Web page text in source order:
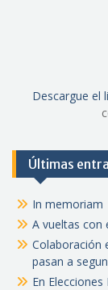
Descargue el
Últimas
In memoriam
A vueltas con
Colaboración
pasan a
En